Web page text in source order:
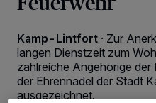
Kamp-Lintfort · Zur
langen Dienstzeit zum
zahlreiche Angehörige
der Ehrennadel der Stadt
ausgezeichnet.
Tracking-Technologien für die
Anzeigen möglicherweise nicht
dieses Menü jederzeit wieder
ändern oder Ihre Einwilligung zu
Einstellungen oder Ablehnen am
Ihre Einstellungen gelten
Informationen finden Sie in